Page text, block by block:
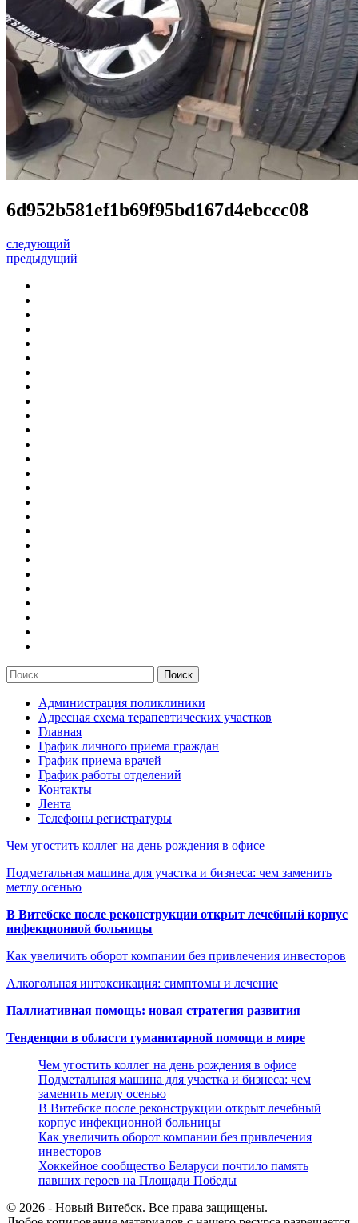
6d952b581ef1b69f95bd167d4ebccc08
следующий
предыдущий
Администрация поликлиники
Адресная схема терапевтических участков
Главная
График личного приема граждан
График приема врачей
График работы отделений
Контакты
Лента
Телефоны регистратуры
Чем угостить коллег на день рождения в офисе
Подметальная машина для участка и бизнеса: чем заменить
метлу осенью
В Витебске после реконструкции открыт лечебный корпус
инфекционной больницы
Как увеличить оборот компании без привлечения инвесторов
Алкогольная интоксикация: симптомы и лечение
Паллиативная помощь: новая стратегия развития
Тенденции в области гуманитарной помощи в мире
Чем угостить коллег на день рождения в офисе
Подметальная машина для участка и бизнеса: чем
заменить метлу осенью
В Витебске после реконструкции открыт лечебный
корпус инфекционной больницы
Как увеличить оборот компании без привлечения
инвесторов
Хоккейное сообщество Беларуси почтило память
павших героев на Площади Победы
© 2026 - Новый Витебск. Все права защищены.